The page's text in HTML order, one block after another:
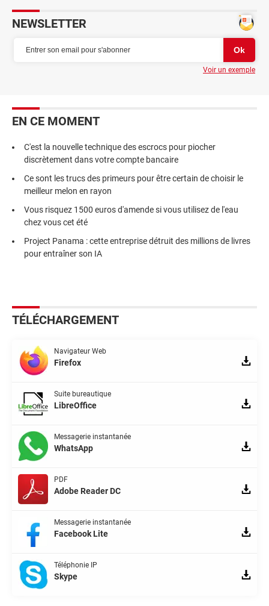
NEWSLETTER
Voir un exemple
EN CE MOMENT
C'est la nouvelle technique des escrocs pour piocher
discrètement dans votre compte bancaire
Ce sont les trucs des primeurs pour être certain de choisir le
meilleur melon en rayon
Vous risquez 1500 euros d'amende si vous utilisez de l'eau
chez vous cet été
Project Panama : cette entreprise détruit des millions de livres
pour entraîner son IA
TÉLÉCHARGEMENT
Navigateur Web
Firefox
Suite bureautique
LibreOffice
Messagerie instantanée
WhatsApp
PDF
Adobe Reader DC
Messagerie instantanée
Facebook Lite
Téléphonie IP
Skype